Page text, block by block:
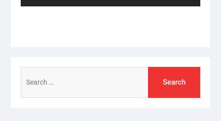
post:
for: